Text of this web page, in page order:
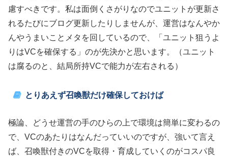
慮すべきです。私は面倒くさがりなのでユニットが更新さ
れるたびにブログ更新したりしませんが、運営はなんやか
んやうまいことメタを回しているので、「ユニット狙うよ
りはVCを確保する」のが先決かと思います。（ユニット
は腐るのと、結局所持VCで能力が左右される）
とりあえず召喚獣だけ確保しておけば
極論、どうせ運営の手のひらの上で環境は簡単に変わるの
で、VCのあたりはなんだっていいのですが、強いて言え
ば、召喚獣付きのVCを取得・育成していくのがコスパ良